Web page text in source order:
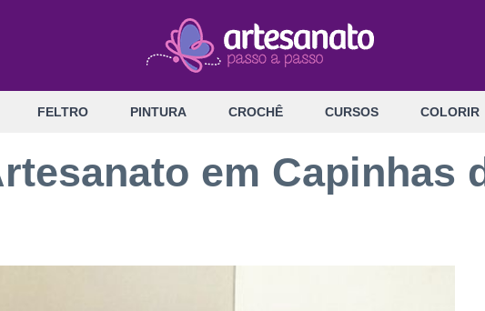
FELTRO PINTURA CROCHÊ CURSOS COLORIR
em Capinhas